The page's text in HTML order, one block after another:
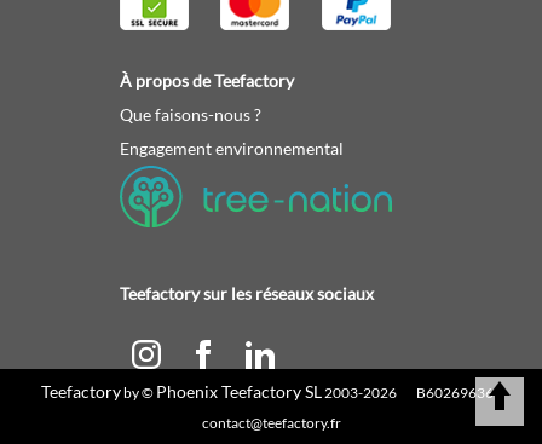
Calculez votre devis
À propos de Teefactory
Que faisons-nous ?
Engagement environnemental
Teefactory sur les réseaux sociaux
Teefactoryby © Phoenix Teefactory SL2003-2026 B60269636 |
contact@teefactory.fr